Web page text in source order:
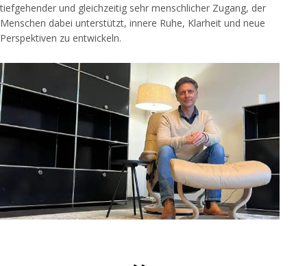
tiefgehender und gleichzeitig sehr menschlicher Zugang, der
Menschen dabei unterstützt, innere Ruhe, Klarheit und neue
Perspektiven zu entwickeln.